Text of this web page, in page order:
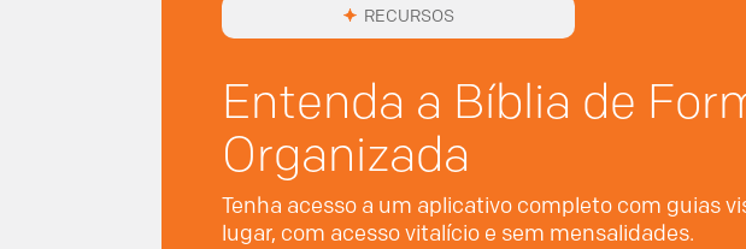
RECURSOS
Entenda a Bíblia de
Organizada
Tenha acesso a um aplicativo completo com guias
lugar, com acesso vitalício e sem mensalidades.